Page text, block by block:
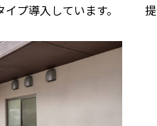
プ導入しています。